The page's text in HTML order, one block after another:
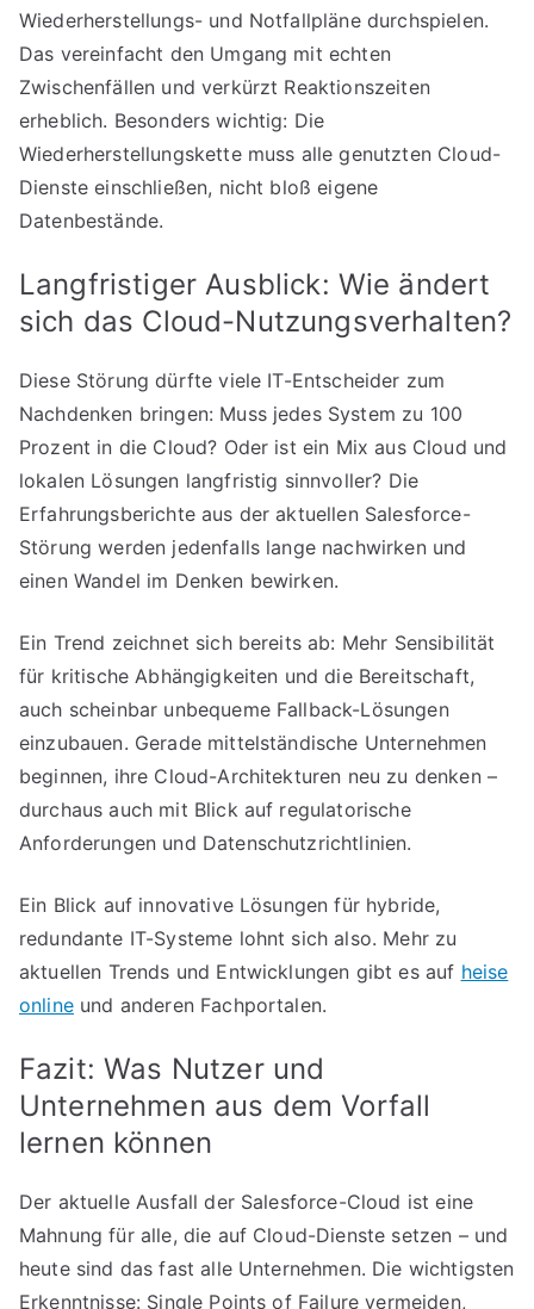
Wiederherstellungs- und Notfallpläne durchspielen.
Das vereinfacht den Umgang mit echten
Zwischenfällen und verkürzt Reaktionszeiten
erheblich. Besonders wichtig: Die
Wiederherstellungskette muss alle genutzten Cloud-
Dienste einschließen, nicht bloß eigene
Datenbestände.
Langfristiger Ausblick: Wie ändert
sich das Cloud-Nutzungsverhalten?
Diese Störung dürfte viele IT-Entscheider zum
Nachdenken bringen: Muss jedes System zu 100
Prozent in die Cloud? Oder ist ein Mix aus Cloud und
lokalen Lösungen langfristig sinnvoller? Die
Erfahrungsberichte aus der aktuellen Salesforce-
Störung werden jedenfalls lange nachwirken und
einen Wandel im Denken bewirken.
Ein Trend zeichnet sich bereits ab: Mehr Sensibilität
für kritische Abhängigkeiten und die Bereitschaft,
auch scheinbar unbequeme Fallback-Lösungen
einzubauen. Gerade mittelständische Unternehmen
beginnen, ihre Cloud-Architekturen neu zu denken –
durchaus auch mit Blick auf regulatorische
Anforderungen und Datenschutzrichtlinien.
Ein Blick auf innovative Lösungen für hybride,
redundante IT-Systeme lohnt sich also. Mehr zu
aktuellen Trends und Entwicklungen gibt es auf heise
onlineund anderen Fachportalen.
Fazit: Was Nutzer und
Unternehmen aus dem Vorfall
lernen können
Der aktuelle Ausfall der Salesforce-Cloud ist eine
Mahnung für alle, die auf Cloud-Dienste setzen – und
heute sind das fast alle Unternehmen. Die wichtigsten
Erkenntnisse: Single Points of Failure vermeiden,